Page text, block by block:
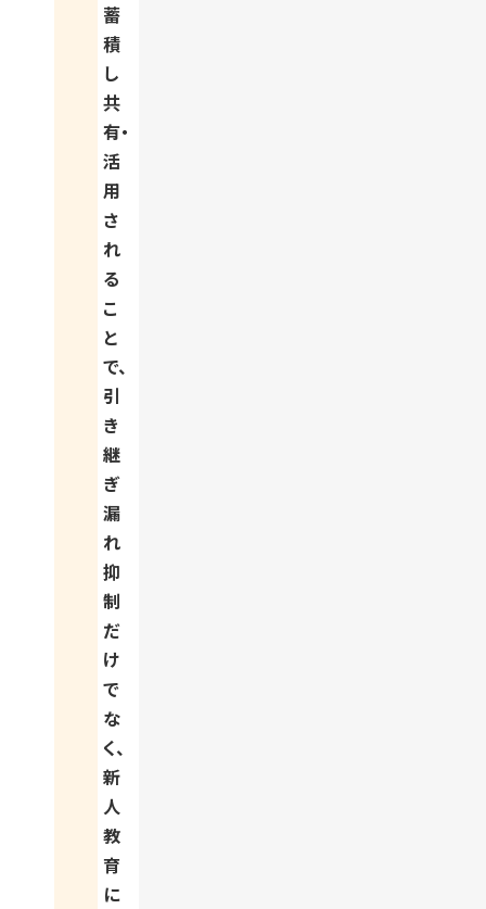
蓄
積
し
共
有・
活
用
さ
れ
る
こ
と
で、
引
き
継
ぎ
漏
れ
抑
制
だ
け
で
な
く、
新
人
教
育
に